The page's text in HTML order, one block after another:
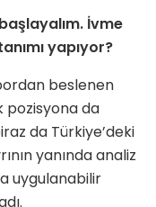
İvme
yapıyor?
beslenen
pozisyona da
da Türkiye’deki
yanında analiz
uygulanabilir